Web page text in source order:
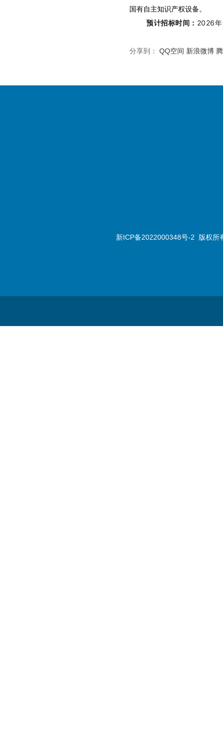
国有自主知识产权设备。
预计招标时间： 2026
分享到： QQ空间 新浪微博
新ICP备2022000348号-2 版权所